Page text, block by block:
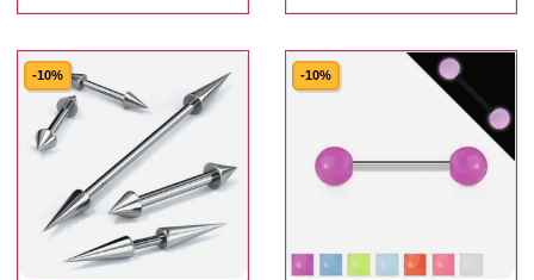
-10% -10%